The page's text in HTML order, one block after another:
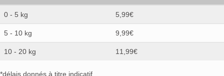
0 - 5 kg 5,99€
5 - 10 kg 9,99€
10 - 20 kg 11,99€
*délais donnés à titre indicatif